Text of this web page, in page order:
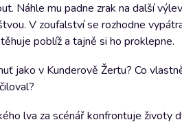
Náhle mu padne zrak na další
V zoufalství se rozhodne
poblíž a tajně si ho proklepne.
jako v Kunderově Žertu? Co
lva za scénář konfrontuje životy